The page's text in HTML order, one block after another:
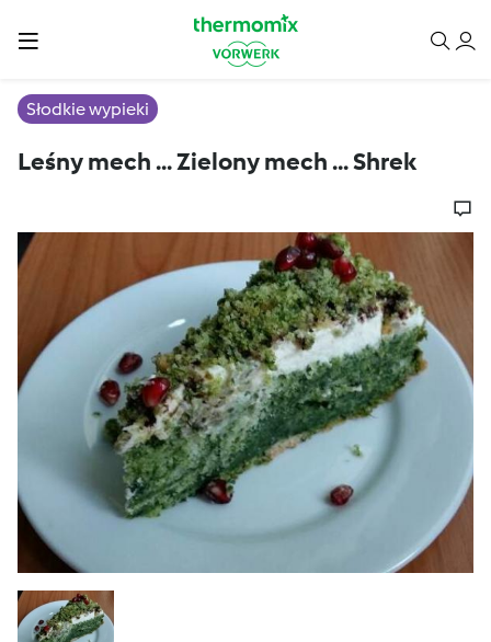
Słodkie wypieki
Leśny mech ... Zielony mech ... Shrek